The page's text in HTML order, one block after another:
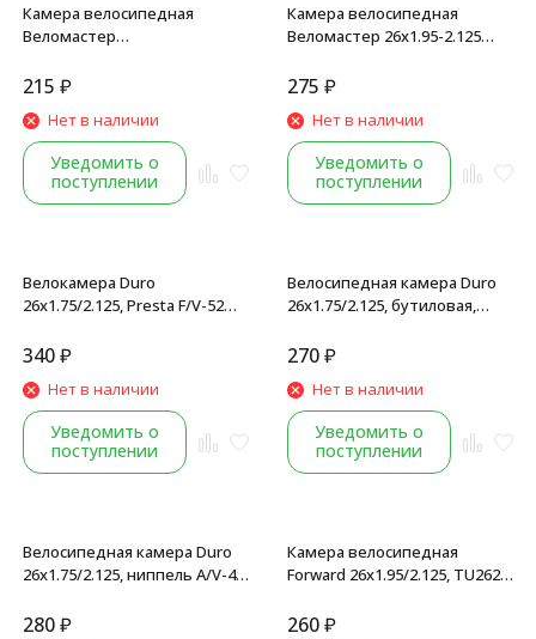
Камера велосипедная
Веломастер
под покрышку, AV 33 мм,
215 ₽
Нет в наличии
Уведомить о
поступлении
Камера велосипедная
Веломастер 26x1.95-2.125
SEYOUN, в торг. упаковке,
275 ₽
Нет в наличии
Уведомить о
поступлении
Велокамера Duro
26x1.75/2.125, Presta F/V-52
340₽
Нет в наличии
Уведомить о
поступлении
Велосипедная камера Duro
26x1.75/2.125, бутиловая,
270₽
Нет в наличии
Уведомить о
поступлении
Велосипедная камера Duro
26x1.75/2.125, ниппель A/V-48
280₽
Камера велосипедная
Forward 26x1.95/2.125, TU262
260₽